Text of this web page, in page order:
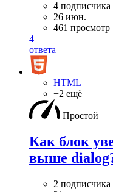
4 подписчика
26 июн.
461 просмотр
4
ответа
HTML
+2 ещё
Простой
Как блок
выше
2 подписчика